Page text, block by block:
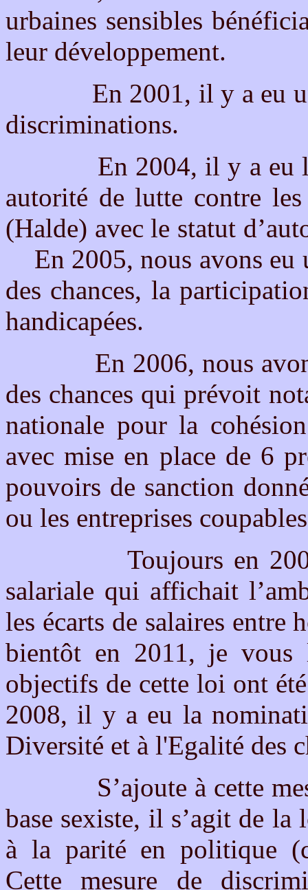
urbaines sensibles
leur développement.
En 2001, il y a eu une
discriminations.
En 2004, il y a eu la
autorité de lutte contre
(Halde) avec le statut
En 2005, nous avons eu
des chances, la
handicapées.
En 2006, nous avons
des chances qui prévoit
nationale pour la
avec mise en place de 6
pouvoirs de sanction
ou les entreprises
Toujours en 2006, il
salariale qui affichait
les écarts de salaires entre
bientôt en 2011, je vous
objectifs de cette loi
2008, il y a eu la
Diversité et à l'Egalité des
S’ajoute à cette
base sexiste, il s’agit de
à la parité en politique
Cette mesure de